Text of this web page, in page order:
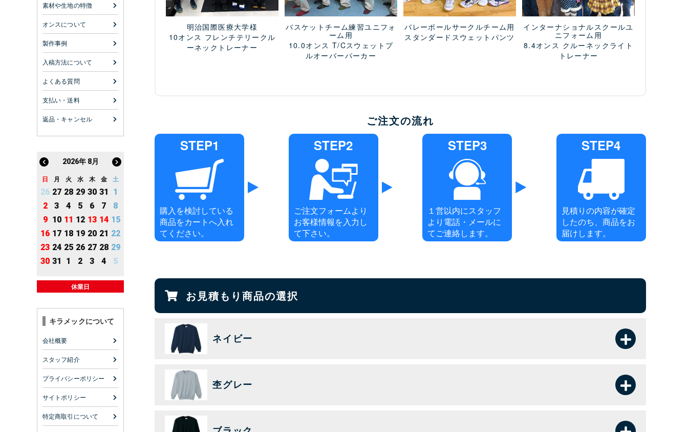
素材や生地の特徴
オンスについて
製作事例
入稿方法について
よくある質問
支払い・送料
返品・キャンセル
2026年 8月
日 月 火 水 木 金 土
26 27 28 29 30 31
1
2
3 4 5 6 7
8
9 10 11 12 13 14 15
16 17 18 19 20 21 22
23 24 25 26 27 28 29
30 31 1 2 3 4 5
休業日
キラメックについて
会社概要
スタッフ紹介
プライバシーポリシー
サイトポリシー
特定商取引について
明治国際医療大学様
10オンス フレンチテリークル
ーネックトレーナー
バスケットチーム練習ユニフォ
ーム用
10.0オンス T/Cスウェットプ
ルオーバーパーカー
バレーボールサークルチーム用
スタンダードスウェットパンツ
インターナショナルスクールユ
ニフォーム用
8.4オンス クルーネックライト
トレーナー
ご注文の流れ
STEP1
購入を検討している
商品をカートへ入れ
てください。
STEP2
ご注文フォームより
お客様情報を入力し
て下さい。
STEP3
１営以内にスタッフ
より電話・メールに
てご連絡します。
STEP4
見積りの内容が確定
したのち、商品をお
届けします。
お見積もり商品の選択
ネイビー
杢グレー